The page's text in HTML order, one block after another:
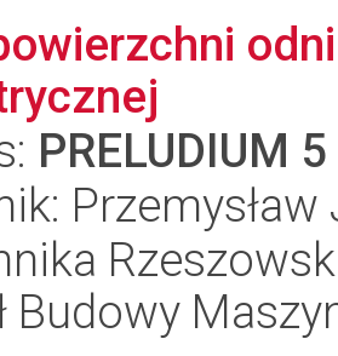
PRELUDIUM 5
Budowy